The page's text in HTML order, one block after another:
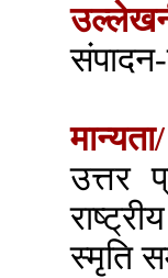
उत्तर
स्मृति